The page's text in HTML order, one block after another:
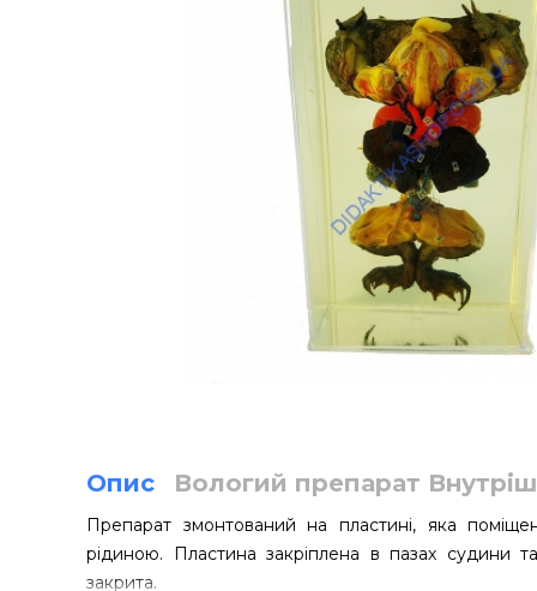
Опис Вологий препарат
Препарат змонтований на пластині, яка
рідиною. Пластина закріплена в пазах судини
закрита.